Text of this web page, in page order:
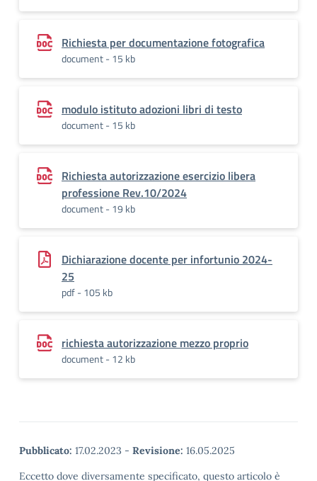
Richiesta per documentazione fotografica
document - 15 kb
modulo istituto adozioni libri di testo
document - 15 kb
Richiesta autorizzazione esercizio libera
professione Rev.10/2024
document - 19 kb
Dichiarazione docente per infortunio 2024-
25
pdf - 105 kb
richiesta autorizzazione mezzo proprio
document - 12 kb
Pubblicato: 17.02.2023 - Revisione: 16.05.2025
Eccetto dove diversamente specificato, questo articolo è